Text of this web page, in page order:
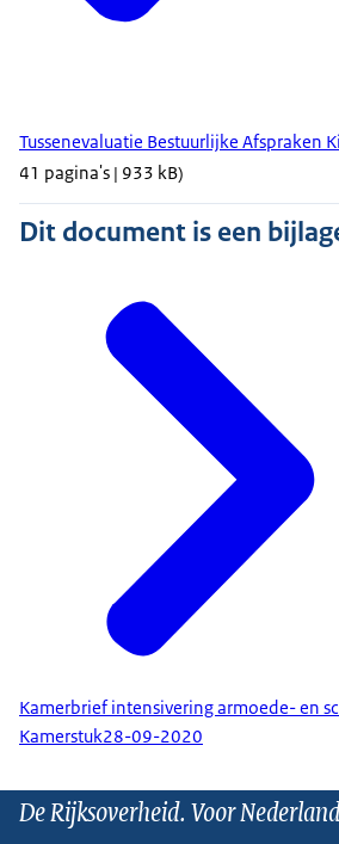
Tussenevaluatie Bestuurlijke Afspraken
41 pagina's | 933 kB)
Dit document is een
Kamerbrief intensivering armoede- en
Kamerstuk28-09-2020
De Rijksoverheid. Voor Nederland